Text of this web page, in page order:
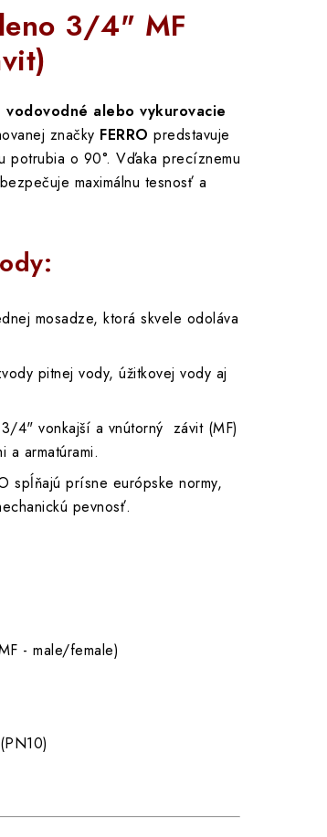
3/4" MF
alebo vykurovacie
značky FERRO predstavuje
potrubia o 90°. Vďaka precíznemu
maximálnu tesnosť a
mosadze, ktorá skvele odoláva
pitnej vody, úžitkovej vody aj
4" vonkajší a vnútorný závit (MF)
a armatúrami.
spĺňajú prísne európske normy,
pevnosť.
- male/female)